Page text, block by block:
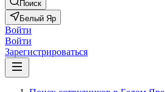
Поиск
Белый Яр
Войти
Войти
Зарегистрироваться